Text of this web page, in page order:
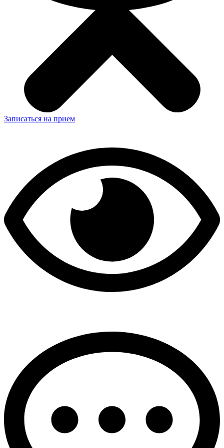
Записаться на прием